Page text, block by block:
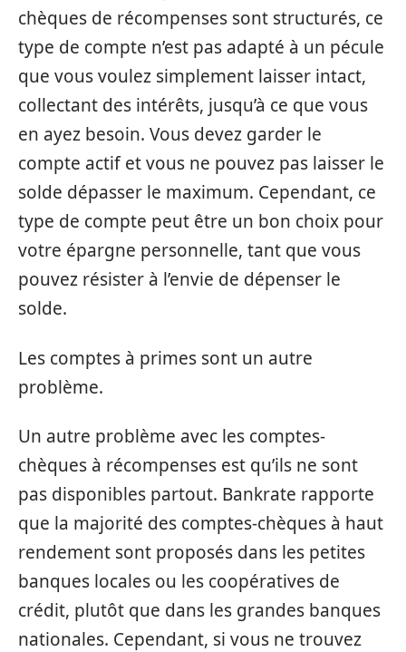
chèques de récompenses sont structurés, ce
type de compte n’est pas adapté à un pécule
que vous voulez simplement laisser intact,
collectant des intérêts, jusqu’à ce que vous
en ayez besoin. Vous devez garder le
compte actif et vous ne pouvez pas laisser le
solde dépasser le maximum. Cependant, ce
type de compte peut être un bon choix pour
votre épargne personnelle, tant que vous
pouvez résister à l’envie de dépenser le
solde.
Les comptes à primes sont un autre
problème.
Un autre problème avec les comptes-
chèques à récompenses est qu’ils ne sont
pas disponibles partout. Bankrate rapporte
que la majorité des comptes-chèques à haut
rendement sont proposés dans les petites
banques locales ou les coopératives de
crédit, plutôt que dans les grandes banques
nationales. Cependant, si vous ne trouvez